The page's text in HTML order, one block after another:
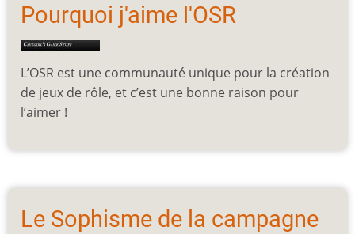
Pourquoi j'aime l'OSR
L’OSR est une communauté unique pour la création
de jeux de rôle, et c’est une bonne raison pour
l’aimer !
Le Sophisme de la campagne